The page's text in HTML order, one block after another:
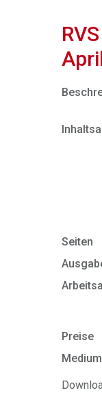
Seiten
Preise
Medium